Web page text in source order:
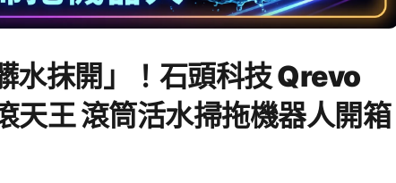
水抹開」！石頭科技 Qrevo
天王 滾筒活水掃拖機器人開箱